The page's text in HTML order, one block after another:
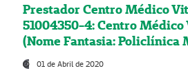
Prestador Centro Médico
51004350-4: Centro
(Nome Fantasia: Policlínica
01 de Abril de 2020